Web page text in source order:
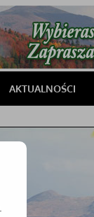
AKTUALNOŚCI